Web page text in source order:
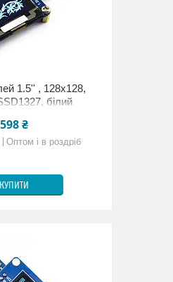
1.5'' , 128x128,
білий
598 ₴
Оптом і в роздріб
КУПИТИ